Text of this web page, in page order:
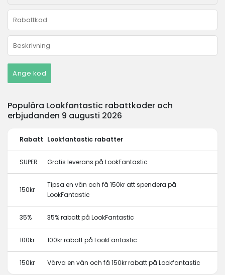
Ange kod
Populära Lookfantastic rabattkoder och
erbjudanden 9 augusti 2026
Rabatt Lookfantastic rabatter
SUPER Gratis leverans på LookFantastic
150kr
Tipsa en vän och få 150kr att spendera på
LookFantastic
35% 35% rabatt på LookFantastic
100kr 100kr rabatt på LookFantastic
150kr Värva en vän och få 150kr rabatt på Lookfantastic